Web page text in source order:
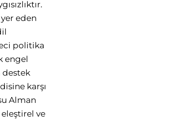
eden
politika
engel
destek
karşı
Alman
ve